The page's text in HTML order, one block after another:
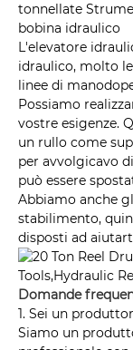
tonnellate
bobina idraulico
L'elevatore
idraulico, molto
linee di
Possiamo
vostre esigenze.
un rullo come
per avvolgicavo
può essere
Abbiamo anche
stabilimento,
disposti ad
Domande
1. Sei un
Siamo un